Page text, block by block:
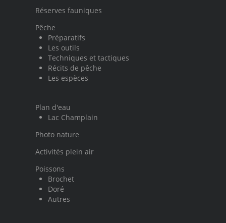
Réserves fauniques
Pêche
Préparatifs
Les outils
Techniques et tactiques
Récits de pêche
Les espèces
Plan d'eau
Lac Champlain
Photo nature
Activités plein air
Poissons
Brochet
Doré
Autres